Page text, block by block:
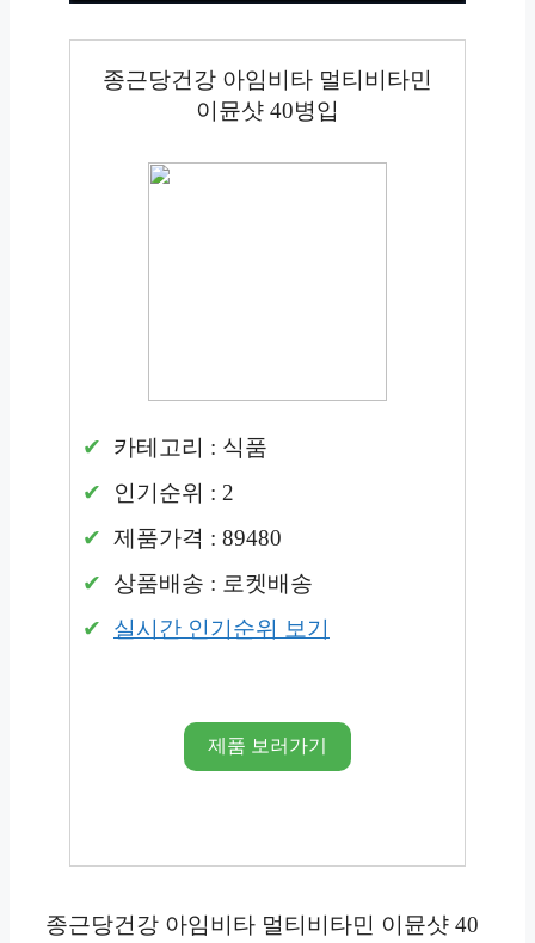
종근당건강 아임비타 멀티비타민
이뮨샷 40병입
카테고리 : 식품
인기순위 : 2
제품가격 : 89480
상품배송 : 로켓배송
실시간 인기순위 보기
제품 보러가기
종근당건강 아임비타 멀티비타민 이뮨샷 40